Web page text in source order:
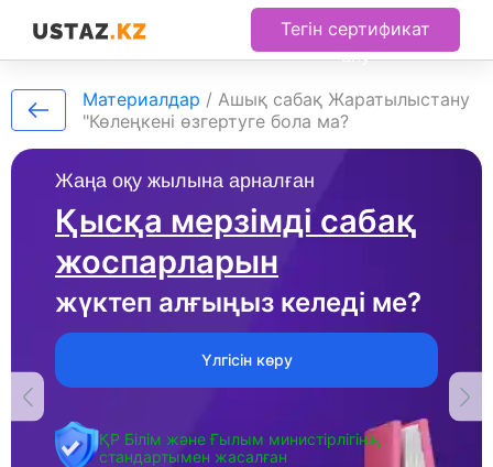
Тегін сертификат
алу
Жаңа оқу жылына арналған
Қысқа мерзімді сабақ
жоспарларын
жүктеп алғыңыз келеді ме?
Үлгісін көру
ҚР Білім және Ғылым министірлігінің
стандартымен жасалған
Материалдар / Ашық сабақ Жаратылыстану
"Көлеңкені өзгертуге бола ма?